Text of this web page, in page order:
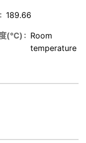
189.66
(℃)
Room
temperature